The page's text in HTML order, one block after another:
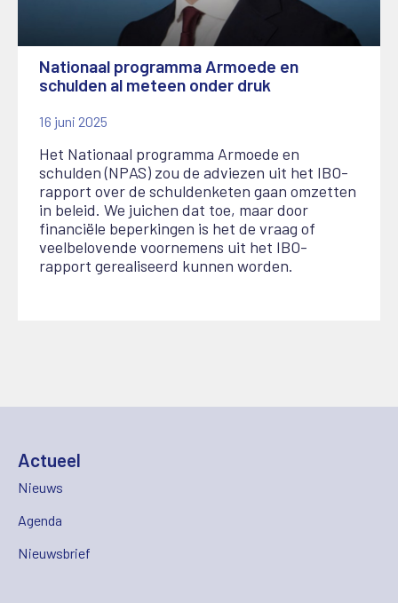
Nationaal programma Armoede en
schulden al meteen onder druk
16 juni 2025
Het Nationaal programma Armoede en
schulden (NPAS) zou de adviezen uit het IBO-
rapport over de schuldenketen gaan omzetten
in beleid. We juichen dat toe, maar door
financiële beperkingen is het de vraag of
veelbelovende voornemens uit het IBO-
rapport gerealiseerd kunnen worden.
Actueel
Nieuws
Agenda
Nieuwsbrief